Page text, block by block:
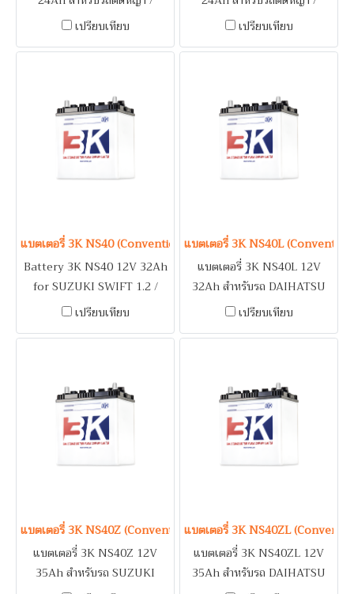
เครื่องยนต์เอนกประสงค์
เปรียบเทียบ
เครื่องยนต์เอนกประสงค์
เปรียบเทียบ
แบตเตอรี่ 3K NS40 (Conventional Type) 12V 32Ah
Battery 3K NS40 12V 32Ah
for SUZUKI SWIFT 1.2 /
TOYOTA AVANZA
เปรียบเทียบ
แบตเตอรี่ 3K NS40L
แบตเตอรี่ 3K NS40L 12V
32Ah สำหรับรถ DAIHATSU
GRAND MOVE, MIRA /
TOYOTA COROLLA
เปรียบเทียบ
แบตเตอรี่ 3K NS40Z (Conventional Type) 12V 35Ah
แบตเตอรี่ 3K NS40Z 12V
35Ah สำหรับรถ SUZUKI
แบตเตอรี่ 3K NS40ZL
แบตเตอรี่ 3K NS40ZL 12V
35Ah สำหรับรถ DAIHATSU